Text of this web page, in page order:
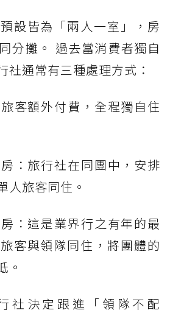
設皆為「兩人一室」，房
分攤。 過去當消費者獨自
社通常有三種處理方式：
客額外付費，全程獨自住
：旅行社在同團中，安排
人旅客同住。
：這是業界行之有年的最
客與領隊同住，將團體的
。
社決定跟進「領隊不配